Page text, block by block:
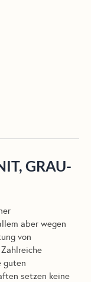
GRAU-
aber wegen
von
guten
setzen keine